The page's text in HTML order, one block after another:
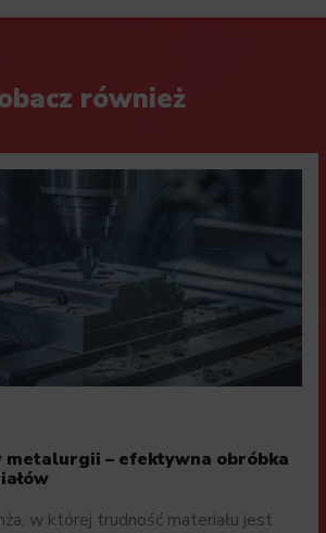
również
metalurgii – efektywna obróbka
w której trudność materiału jest